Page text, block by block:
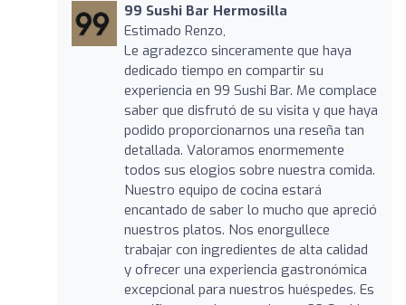
99 Sushi Bar Hermosilla
Estimado Renzo,
Le agradezco sinceramente que haya
dedicado tiempo en compartir su
experiencia en 99 Sushi Bar. Me complace
saber que disfrutó de su visita y que haya
podido proporcionarnos una reseña tan
detallada. Valoramos enormemente
todos sus elogios sobre nuestra comida.
Nuestro equipo de cocina estará
encantado de saber lo mucho que apreció
nuestros platos. Nos enorgullece
trabajar con ingredientes de alta calidad
y ofrecer una experiencia gastronómica
excepcional para nuestros huéspedes. Es